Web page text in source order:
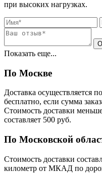
при высоких нагрузках.
Показать еще...
По Москве
Доставка осуществляется
бесплатно, если сумма
Стоимость доставки
cоставляет 500 руб.
По Московской
Стоимость доставки
километр от МКАД по